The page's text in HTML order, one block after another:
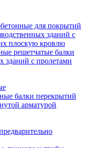
для покрытий
зданий с
плоскую кровлю
решетчатые балки
зданий с пролетами
балки перекрытий
арматурой